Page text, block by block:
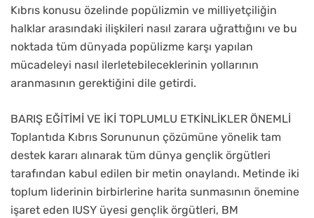
Kıbrıs konusu özelinde popülizmin ve milliyetçiliğin
halklar arasındaki ilişkileri nasıl zarara uğrattığını ve bu
noktada tüm dünyada popülizme karşı yapılan
mücadeleyi nasıl ilerletebileceklerinin yollarının
aranmasının gerektiğini dile getirdi.
BARIŞ EĞİTİMİ VE İKİ TOPLUMLU ETKİNLİKLER ÖNEMLİ
Toplantıda Kıbrıs Sorununun çözümüne yönelik tam
destek kararı alınarak tüm dünya gençlik örgütleri
tarafından kabul edilen bir metin onaylandı. Metinde iki
toplum liderinin birbirlerine harita sunmasının önemine
işaret eden IUSY üyesi gençlik örgütleri, BM